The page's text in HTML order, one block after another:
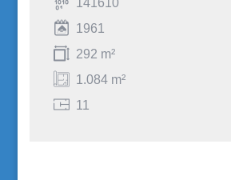
1961
292 m²
1.084 m²
11